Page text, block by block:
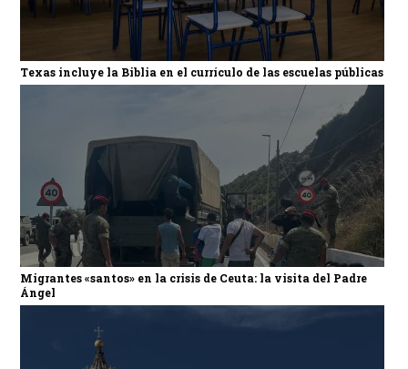
Texas incluye la Biblia en el currículo de las escuelas públicas
Migrantes «santos» en la crisis de Ceuta: la visita del Padre
Ángel